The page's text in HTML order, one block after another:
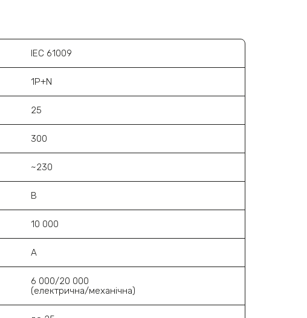
IEC 61009
1P+N
25
300
~230
В
10 000
A
6 000/20 000
(електрична/механічна)